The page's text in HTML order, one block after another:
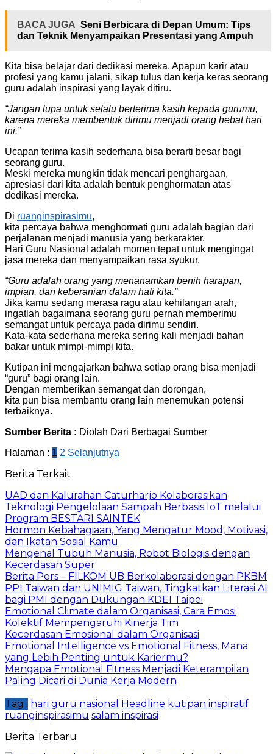
BACA JUGA Seni Berbicara di Depan Umum: Tips
dan Teknik Menyampaikan Presentasi yang Ampuh
Kita bisa belajar dari dedikasi mereka. Apapun karir atau
profesi yang kamu jalani, sikap tulus dan kerja keras seorang
guru adalah inspirasi yang layak ditiru.
“Jangan lupa untuk selalu berterima kasih kepada gurumu,
karena mereka membentuk dirimu menjadi orang hebat hari
ini.”
Ucapan terima kasih sederhana bisa berarti besar bagi
seorang guru.
Meski mereka mungkin tidak mencari penghargaan,
apresiasi dari kita adalah bentuk penghormatan atas
dedikasi mereka.
Di ruanginspirasimu,
kita percaya bahwa menghormati guru adalah bagian dari
perjalanan menjadi manusia yang berkarakter.
Hari Guru Nasional adalah momen tepat untuk mengingat
jasa mereka dan menyampaikan rasa syukur.
“Guru adalah orang yang menanamkan benih harapan,
impian, dan keberanian dalam hati kita.”
Jika kamu sedang merasa ragu atau kehilangan arah,
ingatlah bagaimana seorang guru pernah memberimu
semangat untuk percaya pada dirimu sendiri.
Kata-kata sederhana mereka sering kali menjadi bahan
bakar untuk mimpi-mimpi kita.
Kutipan ini mengajarkan bahwa setiap orang bisa menjadi
“guru” bagi orang lain.
Dengan memberikan semangat dan dorongan,
kita pun bisa membantu orang lain menemukan potensi
terbaiknya.
Sumber Berita : Diolah Dari Berbagai Sumber
Halaman : 1 2 Selanjutnya
Berita Terkait
UAD dan Kalurahan Caturharjo Kolaborasikan
Teknologi Pengelolaan Sampah Berbasis IoT melalui
Program BESTARI SAINTEK
Hormon Kebahagiaan, Yang Mengatur Mood, Motivasi,
dan Ikatan Sosial Kamu
Mengenal Tubuh Manusia, Robot Biologis dengan
Kecerdasan Super
Berita Pers – FILKOM UB Berkolaborasi dengan PKBM
PPI Taiwan dan UNIMIG Taiwan, Tingkatkan Literasi AI
bagi PMI dengan Dukungan KDEI Taipei
Emotional Climate dalam Organisasi, Cara Emosi
Kolektif Mempengaruhi Kinerja Tim
Kecerdasan Emosional dalam Organisasi
Emotional Intelligence vs Emotional Fitness, Mana
yang Lebih Penting untuk Kariermu?
Mengapa Emotional Fitness Menjadi Keterampilan
Paling Dicari di Dunia Kerja Modern
Tag : hari guru nasional Headline kutipan inspiratif
ruanginspirasimu salam inspirasi
Berita Terbaru